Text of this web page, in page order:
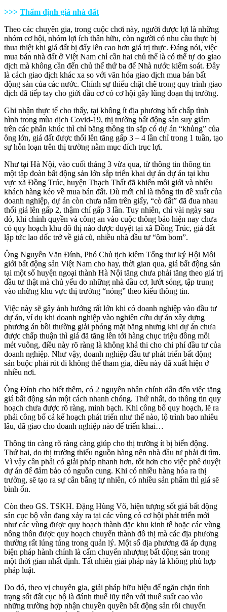
>>> Thẩm định giá nhà đất
Theo các chuyên gia, trong cuộc chơi này, người được lợi là những
nhóm cơ hội, nhóm lợi ích thân hữu, còn người có nhu cầu thực bị
thua thiệt khi giá đất bị đẩy lên cao hơn giá trị thực. Đáng nói, việc
mua bán nhà đất ở Việt Nam chỉ cần hai chủ thể là có thể tự do giao
dịch mà không cần đến chủ thể thứ ba để Nhà nước kiểm soát. Đây
là cách giao dịch khác xa so với văn hóa giao dịch mua bán bất
động sản của các nước. Chính sự thiếu chặt chẽ trong quy trình giao
dịch đã tiếp tay cho giới đầu cơ có cơ hội gây lũng đoạn thị trường.
Ghi nhận thực tế cho thấy, tại không ít địa phương bất chấp tình
hình trong mùa dịch Covid-19, thị trường bất động sản suy giảm
trên các phân khúc thì chỉ bằng thông tin sắp có dự án “khủng” của
ông lớn, giá đất được thổi lên tăng gấp 3 – 4 lần chỉ trong 1 tuần, tạo
sự hỗn loạn trên thị trường nằm mục đích trục lợi.
Như tại Hà Nội, vào cuối tháng 3 vừa qua, từ thông tin thông tin
một tập đoàn bất động sản lớn sắp triển khai dự án dự án tại khu
vực xã Đồng Trúc, huyện Thạch Thất đã khiến môi giới và nhiều
khách hàng kéo về mua bán đất. Dù mới chỉ là thông tin đề xuất của
doanh nghiệp, dự án còn chưa nằm trên giấy, “cò đất” đã đua nhau
thổi giá lên gấp 2, thậm chí gấp 3 lần. Tuy nhiên, chỉ vài ngày sau
đó, khi chính quyền và công an vào cuộc thông báo hiện nay chưa
có quy hoạch khu đô thị nào được duyệt tại xã Đồng Trúc, giá đất
lập tức lao dốc trở về giá cũ, nhiều nhà đầu tư “ôm bom”.
Ông Nguyễn Văn Đính, Phó Chủ tịch kiêm Tổng thư ký Hội Môi
giới bất động sản Việt Nam cho hay, thời gian qua, giá bất động sản
tại một số huyện ngoại thành Hà Nội tăng chưa phải tăng theo giá trị
đầu tư thật mà chủ yếu do những nhà đầu cơ, lướt sóng, tập trung
vào những khu vực thị trường “nóng” theo kiểu thông tin.
Việc này sẽ gây ảnh hưởng rất lớn khi có doanh nghiệp vào đầu tư
dự án, ví dụ khi doanh nghiệp vào nghiên cứu dự án xây dựng
phương án bồi thường giải phóng mặt bằng nhưng khi dự án chưa
được chấp thuận thì giá đã tăng lên tới hàng chục triệu đồng mỗi
mét vuông, điều này rõ ràng là không khả thi cho chi phí đầu tư của
doanh nghiệp. Như vậy, doanh nghiệp đầu tư phát triển bất động
sản buộc phải rút đi không thể tham gia, điều này đã xuất hiện ở
nhiều nơi.
Ông Đính cho biết thêm, có 2 nguyên nhân chính dẫn đến việc tăng
giá bất động sản một cách nhanh chóng. Thứ nhất, do thông tin quy
hoạch chưa được rõ ràng, minh bạch. Khi công bố quy hoạch, lẽ ra
phải công bố cả kế hoạch phát triển như thế nào, lộ trình bao nhiêu
lâu, đã giao cho doanh nghiệp nào để triển khai…
Thông tin càng rõ ràng càng giúp cho thị trường ít bị biến động.
Thứ hai, do thị trường thiếu nguồn hàng nên nhà đầu tư phải đi tìm.
Vì vậy cần phải có giải pháp nhanh hơn, tốt hơn cho việc phê duyệt
dự án để đảm bảo có nguồn cung. Khi có nhiều hàng hóa ra thị
trường, sẽ tạo ra sự cân bằng tự nhiên, có nhiều sản phẩm thì giá sẽ
bình ổn.
Còn theo GS. TSKH. Đặng Hùng Võ, hiện tượng sốt giá bất động
sản cục bộ vẫn đang xảy ra tại các vùng có cơ hội phát triển mới
như các vùng được quy hoạch thành đặc khu kinh tế hoặc các vùng
nông thôn được quy hoạch chuyển thành đô thị mà các địa phương
thường rất lúng túng trong quản lý. Một số địa phương đã áp dụng
biện pháp hành chính là cấm chuyển nhượng bất động sản trong
một thời gian nhất định. Tất nhiên giải pháp này là không phù hợp
pháp luật.
Do đó, theo vị chuyên gia, giải pháp hữu hiệu để ngăn chặn tình
trạng sốt đất cục bộ là đánh thuế lũy tiến với thuế suất cao vào
những trường hợp nhận chuyền quyền bất động sản rồi chuyển